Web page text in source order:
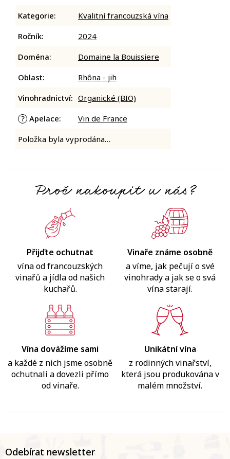
Proč nakoupit u nás?
Přijďte ochutnat
vína od francouzských
vinařů a jídla od našich
kuchařů.
Vinaře známe osobně
a víme, jak pečují o své
vinohrady a jak se o svá
vína starají.
Vína dovážíme sami
a každé z nich jsme osobně
ochutnali a dovezli přímo
od vinaře.
Unikátní vína
z rodinných vinařství,
která jsou produkována v
malém množství.
Kategorie:
Kvalitní francouzská vína
Ročník:
2024
Doména:
Domaine la Bouissiere
Oblast:
Rhôna - jih
Vinohradnictví: Organické (BIO)
? Apelace:
Vin de France
Položka byla vyprodána…
Odebírat newsletter